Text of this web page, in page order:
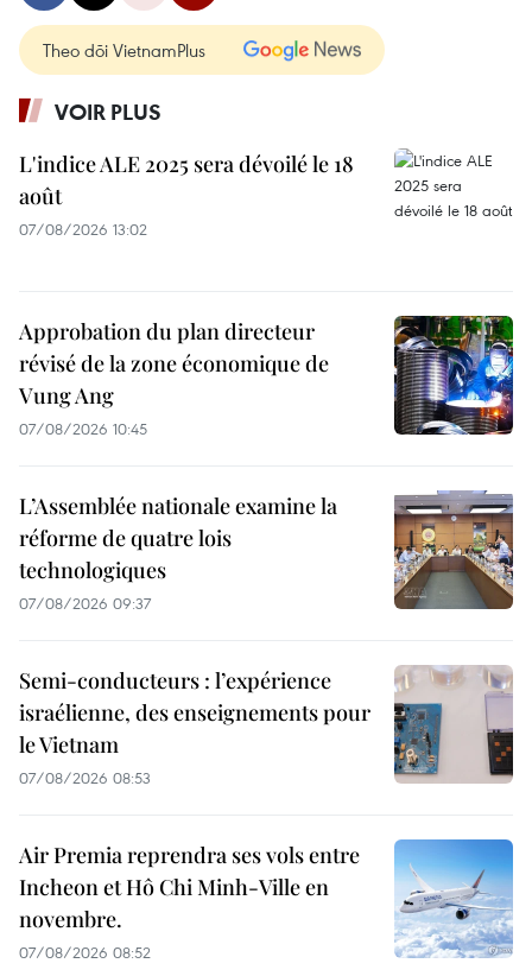
Theo dõi VietnamPlus
VOIR PLUS
L'indice ALE 2025 sera dévoilé le 18
août
07/08/2026 13:02
Approbation du plan directeur
révisé de la zone économique de
Vung Ang
07/08/2026 10:45
L’Assemblée nationale examine la
réforme de quatre lois
technologiques
07/08/2026 09:37
Semi-conducteurs : l’expérience
israélienne, des enseignements pour
le Vietnam
07/08/2026 08:53
Air Premia reprendra ses vols entre
Incheon et Hô Chi Minh-Ville en
novembre.
07/08/2026 08:52